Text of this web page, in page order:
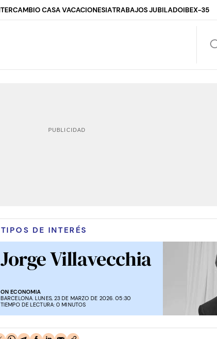
CASA VACACIONESIATRABAJOS JUBILADOIBEX-35
TIPOS DE INTERÉS
Jorge Villavecchia
ON ECONOMIA
BARCELONA. LUNES, 23 DE MARZO DE 2026. 05:30
TIEMPO DE LECTURA: 0 MINUTOS